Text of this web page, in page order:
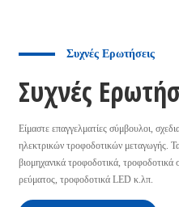
Συχνές Ερωτήσεις
Συχνές
Είμαστε επαγγελματίες σύμβουλοι,
ηλεκτρικών τροφοδοτικών μεταγωγής.
βιομηχανικά τροφοδοτικά, τροφοδοτικά
ρεύματος, τροφοδοτικά LED κ.λπ.